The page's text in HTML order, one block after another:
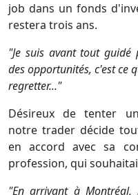
job dans un fonds
restera trois ans.
"Je suis avant tout guidé
des opportunités, c'est ce
regretter..."
Désireux de tenter
notre trader décide
en accord avec sa
profession, qui
"En arrivant à